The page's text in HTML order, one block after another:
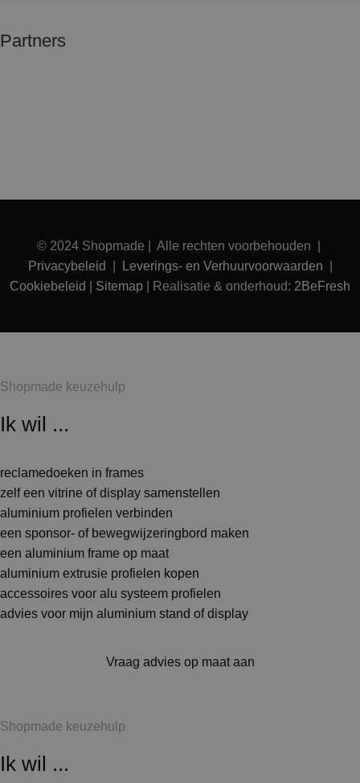
Partners
© 2024 Shopmade | Alle rechten voorbehouden |
Privacybeleid
Leverings- en Verhuurvoorwaarden
Cookiebeleid
Sitemap | Realisatie & onderhoud: 2BeFresh
Shopmade keuzehulp
Ik wil ...
reclamedoeken in frames
zelf een vitrine of display samenstellen
aluminium profielen verbinden
een sponsor- of bewegwijzeringbord maken
een aluminium frame op maat
aluminium extrusie profielen kopen
accessoires voor alu systeem profielen
advies voor mijn aluminium stand of display
Vraag advies op maat aan
Shopmade keuzehulp
Ik wil ...